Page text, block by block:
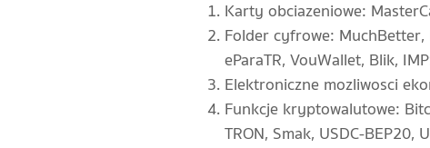
Karty obciazeniowe:
Folder cyfrowe: MuchBetter,
eParaTR, VouWallet, Blik,
Elektroniczne mozliwosci
Funkcje kryptowalutowe:
TRON, Smak, USDC-BEP20,